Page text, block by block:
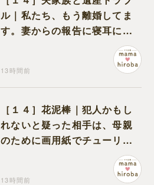
ル｜私たち、もう離婚してま
す。妻からの報告に寝耳に水
13時間前
［１４］花泥棒｜犯人かもし
れないと疑った相手は、母親
のために画用紙でチューリッ
プを作っていただけだった
13時間前